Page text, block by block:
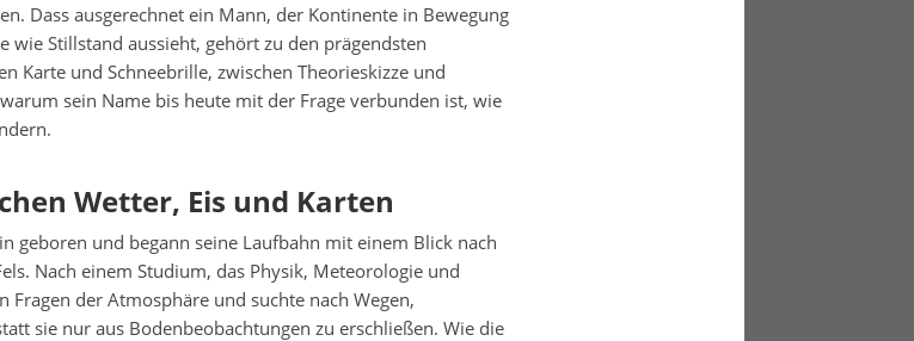
Dass ausgerechnet ein Mann, der Kontinente in Bewegung
wie Stillstand aussieht, gehört zu den prägendsten
Karte und Schneebrille, zwischen Theorieskizze und
sein Name bis heute mit der Frage verbunden ist, wie
Wetter, Eis und Karten
geboren und begann seine Laufbahn mit einem Blick nach
Nach einem Studium, das Physik, Meteorologie und
der Atmosphäre und suchte nach Wegen,
sie nur aus Bodenbeobachtungen zu erschließen. Wie die